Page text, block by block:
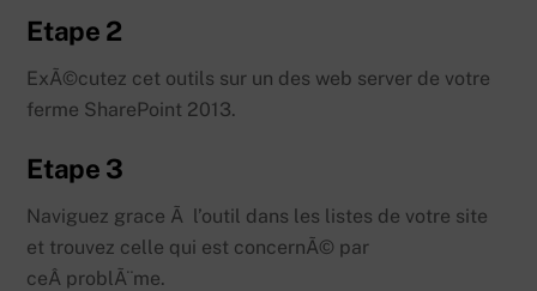
Etape 2
ExÃ©cutez cet outils sur un des web server de votre
ferme SharePoint 2013.
Etape 3
Naviguez grace Ã l’outil dans les listes de votre site
et trouvez celle qui est concernÃ© par
ceÂ problÃ¨me.